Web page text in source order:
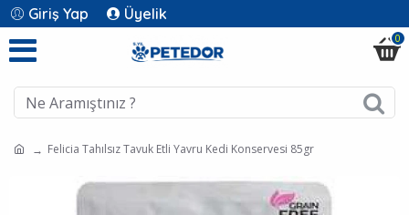
Giriş Yap Üyelik
0
Felicia Tahılsız Tavuk Etli Yavru Kedi Konservesi 85gr